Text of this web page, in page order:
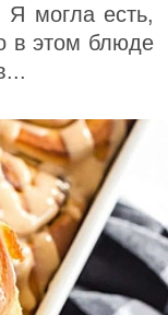
Я могла есть,
в этом блюде